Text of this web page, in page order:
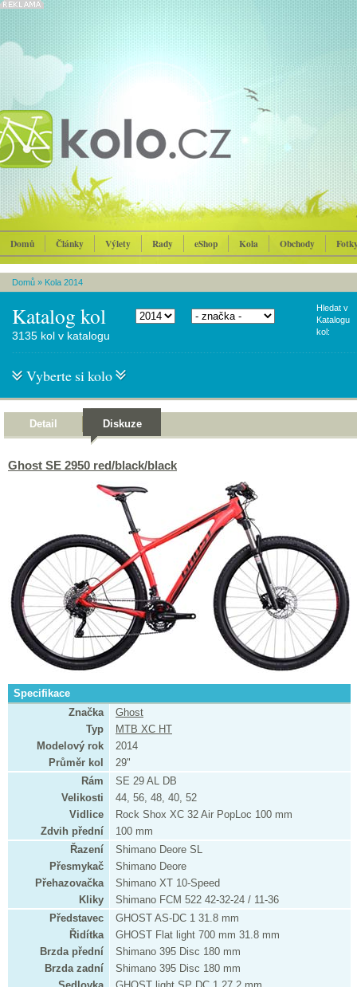
Domů Články Výlety Rady eShop Kola Obchody
Domů » Kola 2014
Katalog kol
Hledat v
Katalogu
kol:
3135 kol v katalogu
Vyberte si kolo
Detail Diskuze
Ghost SE 2950 red/black/black
Specifikace
Značka
Ghost
Typ
MTB XC HT
Modelový rok
2014
Průměr kol
29"
Rám
SE 29 AL DB
Velikosti
44, 56, 48, 40, 52
Vidlice
Rock Shox XC 32 Air PopLoc 100 mm
Zdvih přední
100 mm
Řazení
Shimano Deore SL
Přesmykač
Shimano Deore
Přehazovačka
Shimano XT 10-Speed
Kliky
Shimano FCM 522 42-32-24 / 11-36
Představec
GHOST AS-DC 1 31.8 mm
Řidítka
GHOST Flat light 700 mm 31.8 mm
Brzda přední
Shimano 395 Disc 180 mm
Brzda zadní
Shimano 395 Disc 180 mm